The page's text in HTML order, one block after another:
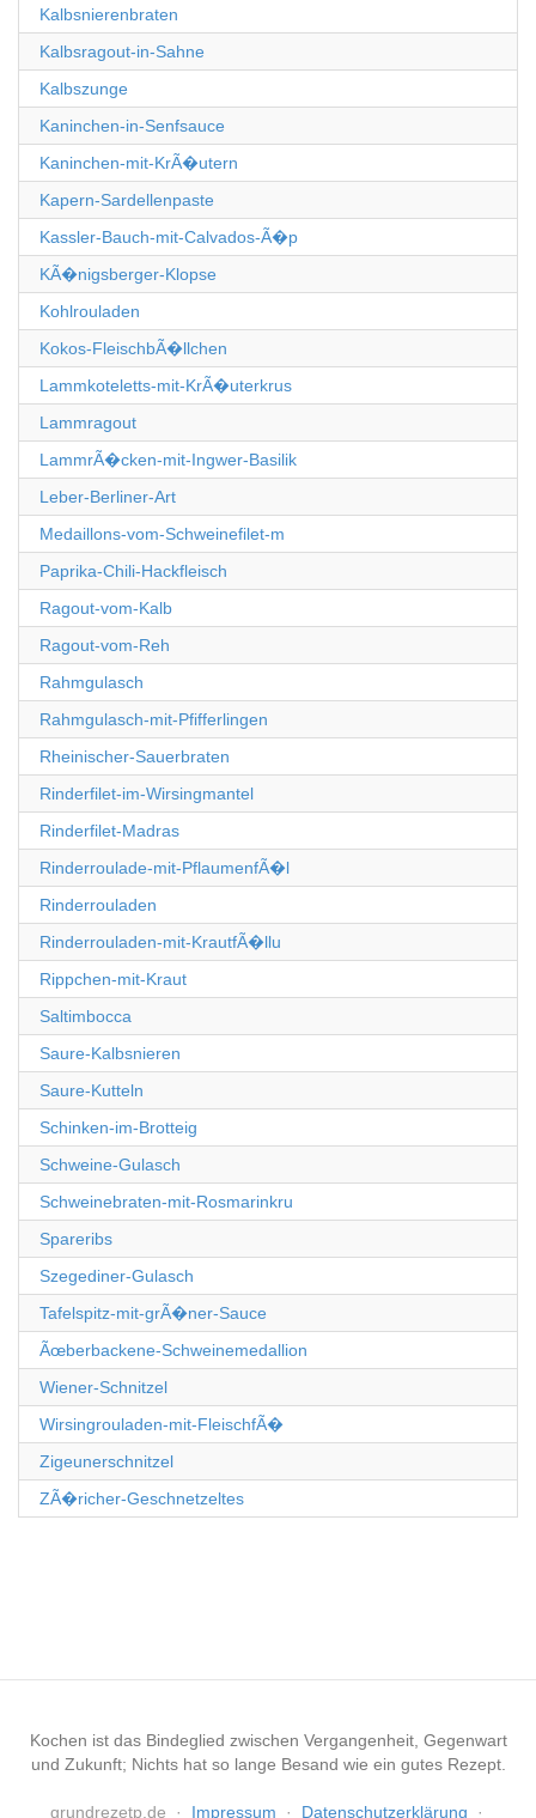
Kalbsnierenbraten
Kalbsragout-in-Sahne
Kalbszunge
Kaninchen-in-Senfsauce
Kaninchen-mit-KrÃ�utern
Kapern-Sardellenpaste
Kassler-Bauch-mit-Calvados-Ã�p
KÃ�nigsberger-Klopse
Kohlrouladen
Kokos-FleischbÃ�llchen
Lammkoteletts-mit-KrÃ�uterkrus
Lammragout
LammrÃ�cken-mit-Ingwer-Basilik
Leber-Berliner-Art
Medaillons-vom-Schweinefilet-m
Paprika-Chili-Hackfleisch
Ragout-vom-Kalb
Ragout-vom-Reh
Rahmgulasch
Rahmgulasch-mit-Pfifferlingen
Rheinischer-Sauerbraten
Rinderfilet-im-Wirsingmantel
Rinderfilet-Madras
Rinderroulade-mit-PflaumenfÃ�l
Rinderrouladen
Rinderrouladen-mit-KrautfÃ�llu
Rippchen-mit-Kraut
Saltimbocca
Saure-Kalbsnieren
Saure-Kutteln
Schinken-im-Brotteig
Schweine-Gulasch
Schweinebraten-mit-Rosmarinkru
Spareribs
Szegediner-Gulasch
Tafelspitz-mit-grÃ�ner-Sauce
Ãœberbackene-Schweinemedallion
Wiener-Schnitzel
Wirsingrouladen-mit-FleischfÃ�
Zigeunerschnitzel
ZÃ�richer-Geschnetzeltes
Kochen ist das Bindeglied zwischen Vergangenheit, Gegenwart
und Zukunft; Nichts hat so lange Besand wie ein gutes Rezept.
grundrezetp.de · Impressum · Datenschutzerklärung ·